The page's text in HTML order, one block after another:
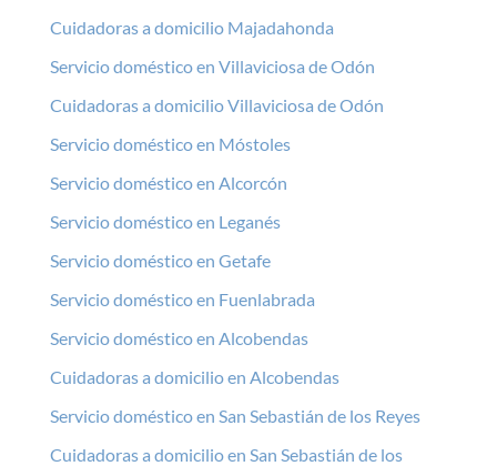
Cuidadoras a domicilio Majadahonda
Servicio doméstico en Villaviciosa de Odón
Cuidadoras a domicilio Villaviciosa de Odón
Servicio doméstico en Móstoles
Servicio doméstico en Alcorcón
Servicio doméstico en Leganés
Servicio doméstico en Getafe
Servicio doméstico en Fuenlabrada
Servicio doméstico en Alcobendas
Cuidadoras a domicilio en Alcobendas
Servicio doméstico en San Sebastián de los Reyes
Cuidadoras a domicilio en San Sebastián de los